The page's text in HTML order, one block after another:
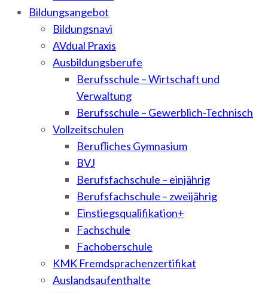
Bildungsangebot
Bildungsnavi
AVdual Praxis
Ausbildungsberufe
Berufsschule – Wirtschaft und
Verwaltung
Berufsschule – Gewerblich-Technisch
Vollzeitschulen
Berufliches Gymnasium
BVJ
Berufsfachschule – einjährig
Berufsfachschule – zweijährig
Einstiegsqualifikation+
Fachschule
Fachoberschule
KMK Fremdsprachenzertifikat
Auslandsaufenthalte